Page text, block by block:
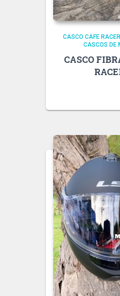
CASCO CAFE
CASCOS DE
CASCO